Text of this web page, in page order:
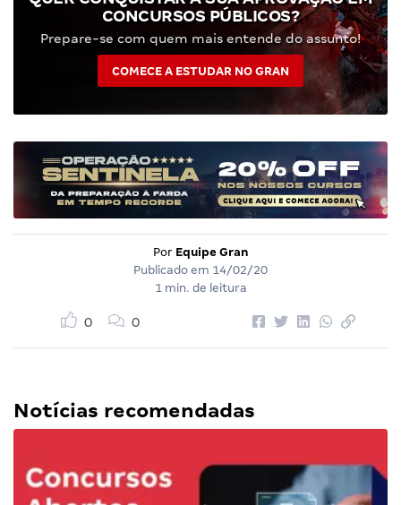
CONCURSOS PÚBLICOS?
Prepare-se com quem mais entende do assunto!
COMECE A ESTUDAR NO GRAN
Por Equipe Gran
Publicado em 14/02/20
1 min. de leitura
0 0
Notícias recomendadas